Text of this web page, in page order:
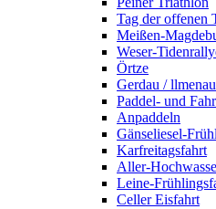
Tag der offenen
Meißen-
Weser-
Örtze
Gerdau / llmenau
Paddel- und
Anpaddeln
Gänseliesel-
Karfreitagsfahrt
Aller-
Leine-
Celler Eisfahrt